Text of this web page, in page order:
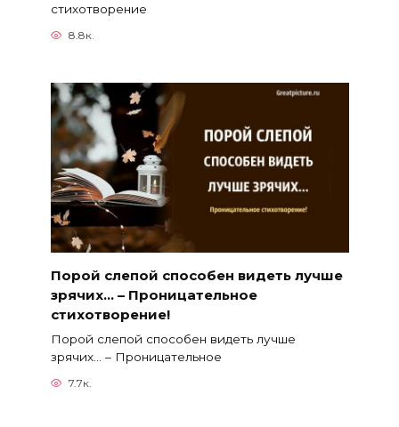
стихотворение
8.8к.
Порой слепой способен видеть лучше
зрячих… – Проницательное
стихотворение!
Порой слепой способен видеть лучше
зрячих… – Проницательное
7.7к.